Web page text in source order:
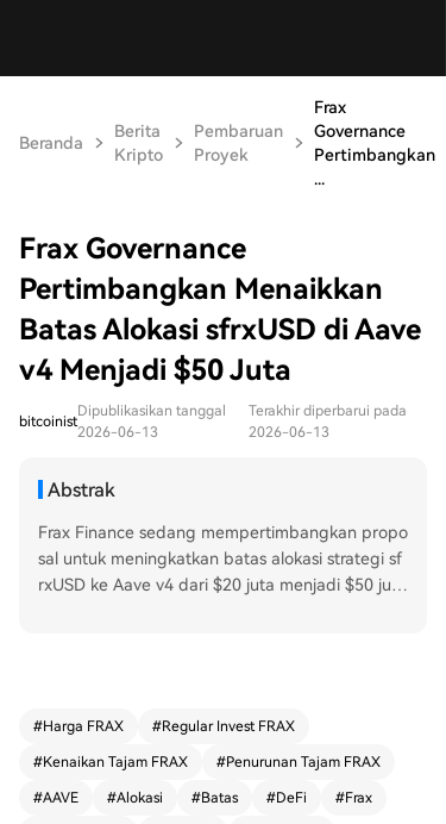
Beranda
Berita
Kripto
Pembaruan
Proyek
Frax
Governance
Pertimbangkan
...
Frax Governance
Pertimbangkan Menaikkan
Batas Alokasi sfrxUSD di Aave
v4 Menjadi $50 Juta
bitcoinist
Dipublikasikan tanggal
2026-06-13
Terakhir diperbarui pada
2026-06-13
Abstrak
Frax Finance sedang mempertimbangkan propo
sal untuk meningkatkan batas alokasi strategi sf
rxUSD ke Aave v4 dari $20 juta menjadi $50 jut
eri lebih banyak ruang untuk menyalurkan likuidi
emfasilitasi strategi peminjaman serta penyebar
an yang lebih luas. Namun, ini hanyalah batas m
#Harga FRAX #Regular Invest FRAX
#Kenaikan Tajam FRAX #Penurunan Tajam FRAX
#AAVE #Alokasi #Batas #DeFi #Frax